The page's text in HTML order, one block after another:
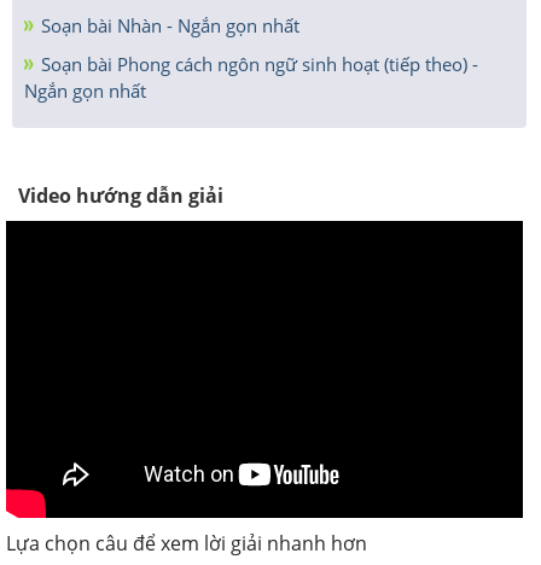
Soạn bài Nhàn - Ngắn gọn nhất
Soạn bài Phong cách ngôn ngữ sinh hoạt (tiếp theo) -
Ngắn gọn nhất
Video hướng dẫn giải
Lựa chọn câu để xem lời giải nhanh hơn